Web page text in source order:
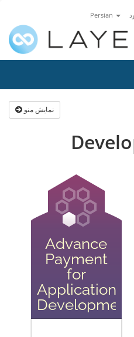
Persian
نمایش منو
Advance
Payment
for
Application
Development